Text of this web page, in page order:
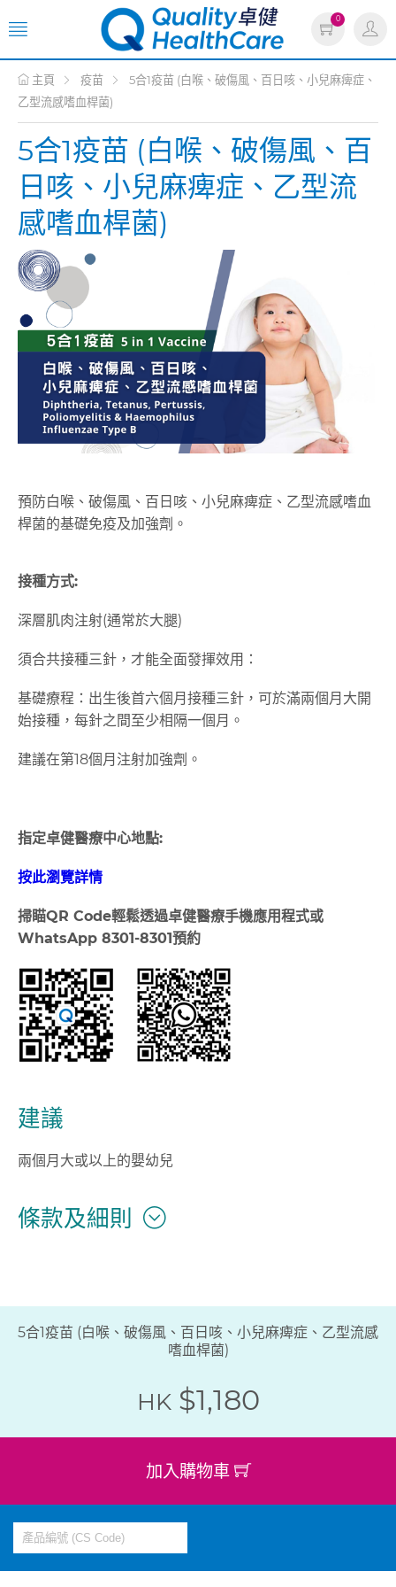
0
主頁 疫苗
5合1疫苗 (白喉、破傷風、百日咳、小兒麻痺症、
乙型流感嗜血桿菌)
5合1疫苗 (白喉、破傷風、百
日咳、小兒麻痺症、乙型流
感嗜血桿菌)
預防白喉、破傷風、百日咳、小兒麻痺症、乙型流感嗜血
桿菌的基礎免疫及加強劑。
接種方式:
深層肌肉注射(通常於大腿)
須合共接種三針，才能全面發揮效用：
基礎療程：出生後首六個月接種三針，可於滿兩個月大開
始接種，每針之間至少相隔一個月。
建議在第18個月注射加強劑。
指定卓健醫療中心地點:
按此瀏覽詳情
掃瞄QR Code輕鬆透過卓健醫療手機應用程式或
WhatsApp 8301-8301預約
建議
兩個月大或以上的嬰幼兒
條款及細則
5合1疫苗 (白喉、破傷風、百日咳、小兒麻痺症、乙型流感
嗜血桿菌)
HK $1,180
加入購物車